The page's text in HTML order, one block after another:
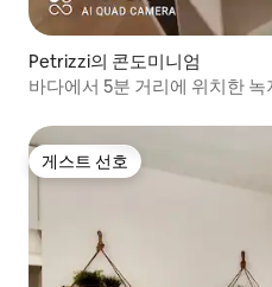
Petrizzi의 콘도미니엄
바다에서 5분 거리에 위치한 녹
게스트 선호
게스트 선호